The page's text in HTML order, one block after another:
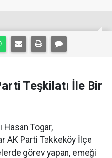
Teşkilatı İle Bir
Hasan Togar,
AK Parti Tekkeköy İlçe
görev yapan, emeği